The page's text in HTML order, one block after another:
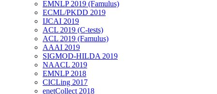
EMNLP 2019 (Famulus)
ECML/PKDD 2019
IJCAI 2019
ACL 2019 (C-tests)
ACL 2019 (Famulus)
AAAI 2019
SIGMOD-HILDA 2019
NAACL 2019
EMNLP 2018
CICLing 2017
enetCollect 2018